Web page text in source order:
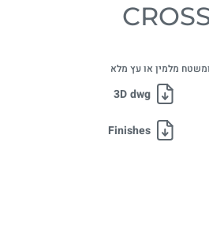
מלמין או עץ מלא
3D dwg
Finishes